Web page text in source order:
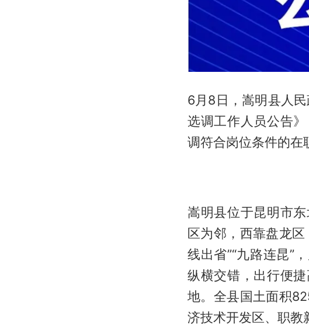
6月8日，嵩明县人
选调工作人员公告
调符合岗位条件的在
嵩明县位于昆明市
区为邻，西靠盘龙
线出省”“九路连昆”
纵横交错，出行便
地。全县国土面积
济技术开发区、职教